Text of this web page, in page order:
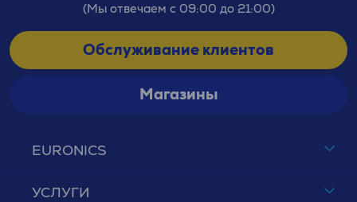
EURONICS
УСЛУГИ
(Мы отвечаем с 09:00 до 21:00)
Обслуживание клиентов
Магазины